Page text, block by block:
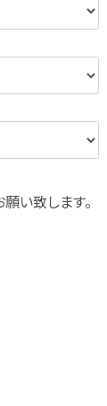
い致します。